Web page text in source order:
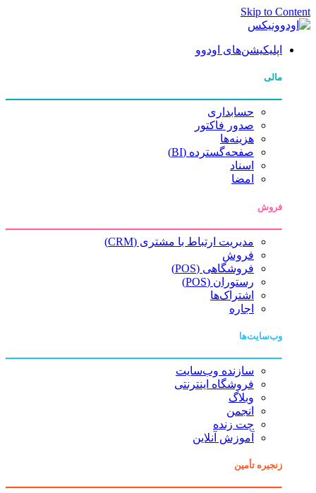
Skip to Content
اپلیکیشن‌های اودوو
مالی
حسابداری
صدور فاکتور
هزینه‌ها
صفحه‌گسترده (BI)
اسناد
امضا
فروش
مدیریت ارتباط با مشتری (CRM)
فروش
فروشگاهی (POS)
رستوران (POS)
اشتراک‌ها
اجاره
وب‌سایت‌ها
سازنده وب‌سایت
فروشگاه اینترنتی
وبلاگ
انجمن
چت زنده
آموزش آنلاین
زنجیره تأمین